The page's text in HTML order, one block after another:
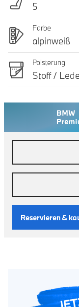
5
Farbe
alpinweiß
Polsterung
Stoff /
Reservieren &